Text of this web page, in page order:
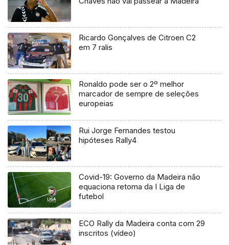
Ricardo Gonçalves de Citroen C2
em 7 ralis
Ronaldo pode ser o 2º melhor
marcador de sempre de seleções
europeias
Rui Jorge Fernandes testou
hipóteses Rally4
Covid-19: Governo da Madeira não
equaciona retoma da I Liga de
futebol
ECO Rally da Madeira conta com 29
inscritos (vídeo)